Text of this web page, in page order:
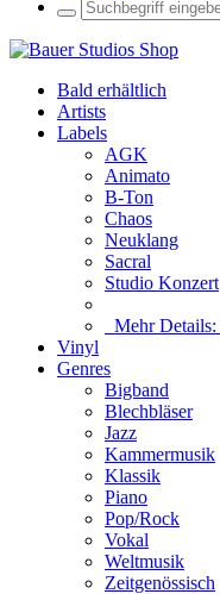
Bald erhältlich
Artists
Labels
AGK
Animato
B-Ton
Chaos
Neuklang
Sacral
Studio Konzert
Mehr Details:
Vinyl
Genres
Bigband
Blechbläser
Jazz
Kammermusik
Klassik
Piano
Pop/Rock
Vokal
Weltmusik
Zeitgenössisch